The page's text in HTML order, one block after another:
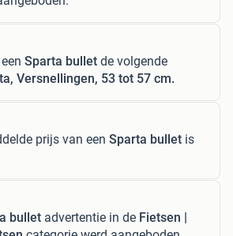
Sparta bullet de volgende
Versnellingen, 53 tot 57 cm.
prijs van een Sparta bullet is
bullet advertentie in de Fietsen |